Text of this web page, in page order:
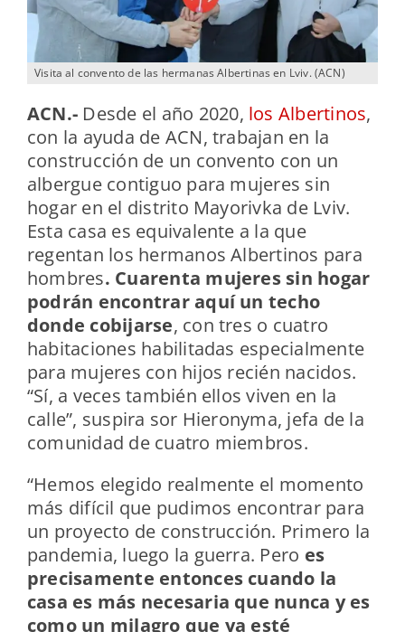
Visita al convento de las hermanas Albertinas en Lviv. (ACN)
ACN.- Desde el año 2020, los Albertinos,
con la ayuda de ACN, trabajan en la
construcción de un convento con un
albergue contiguo para mujeres sin
hogar en el distrito Mayorivka de Lviv.
Esta casa es equivalente a la que
regentan los hermanos Albertinos para
hombres. Cuarenta mujeres sin hogar
podrán encontrar aquí un techo
donde cobijarse, con tres o cuatro
habitaciones habilitadas especialmente
para mujeres con hijos recién nacidos.
“Sí, a veces también ellos viven en la
calle”, suspira sor Hieronyma, jefa de la
comunidad de cuatro miembros.
“Hemos elegido realmente el momento
más difícil que pudimos encontrar para
un proyecto de construcción. Primero la
pandemia, luego la guerra. Pero es
precisamente entonces cuando la
casa es más necesaria que nunca y es
como un milagro que ya esté